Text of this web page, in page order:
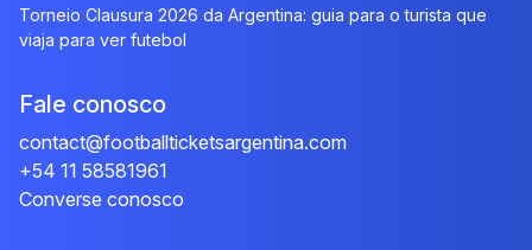
Torneio Clausura 2026 da Argentina: guia para o turista que
viaja para ver futebol
Fale conosco
contact@footballticketsargentina.com
+54 11 58581961
Converse conosco